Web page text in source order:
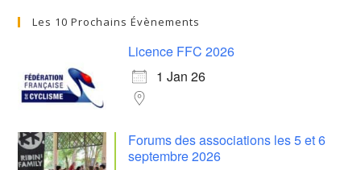
Les 10 Prochains Évènements
Licence FFC 2026
1 Jan 26
Forums des associations les 5 et 6
septembre 2026